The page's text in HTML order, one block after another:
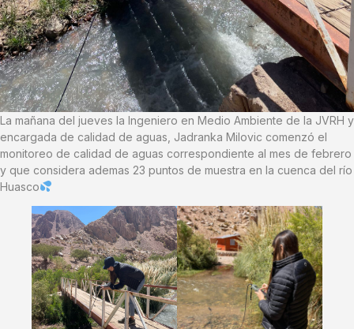
La mañana del jueves la Ingeniero en Medio Ambiente de la JVRH y
encargada de calidad de aguas, Jadranka Milovic comenzó el
monitoreo de calidad de aguas correspondiente al mes de febrero
y que considera ademas 23 puntos de muestra en la cuenca del río
Huasco